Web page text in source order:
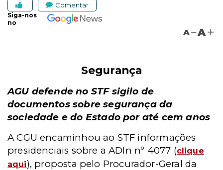
Comentar
Siga-nos
no
A A
Segurança
AGU defende no STF sigilo de
documentos sobre segurança da
sociedade e do Estado por até cem anos
A CGU encaminhou ao STF informações
presidenciais sobre a ADIn nº 4077 (clique
aqui), proposta pelo Procurador-Geral da